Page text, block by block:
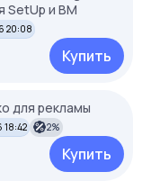
SetUp и BM
20:08
Купить
для рекламы
18:42 2%
Купить